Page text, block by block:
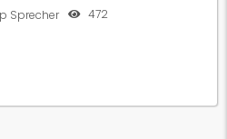
Sprecher 472